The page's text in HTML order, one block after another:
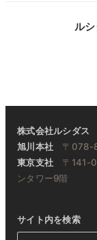
ル
株式会社ルシダス
旭川本社 〒078-
東京支社 〒141-
ンタワー9階
サイト内を検索